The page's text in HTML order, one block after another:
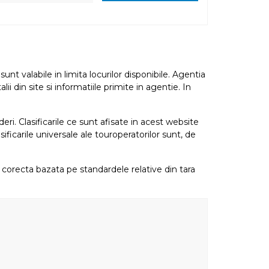
valabile in limita locurilor disponibile. Agentia
din site si informatiile primite in agentie. In
Clasificarile ce sunt afisate in acest website
universale ale touroperatorilor sunt, de
bazata pe standardele relative din tara